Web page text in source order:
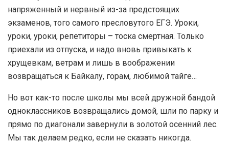
напряженный и нервный из-за предстоящих
экзаменов, того самого пресловутого ЕГЭ. Уроки,
уроки, уроки, репетиторы – тоска смертная. Только
приехали из отпуска, и надо вновь привыкать к
хрущевкам, ветрам и лишь в воображении
возвращаться к Байкалу, горам, любимой тайге…
Но вот как-то после школы мы всей дружной бандой
одноклассников возвращались домой, шли по парку и
прямо по диагонали завернули в золотой осенний лес.
Мы так делаем редко, если не сказать никогда.